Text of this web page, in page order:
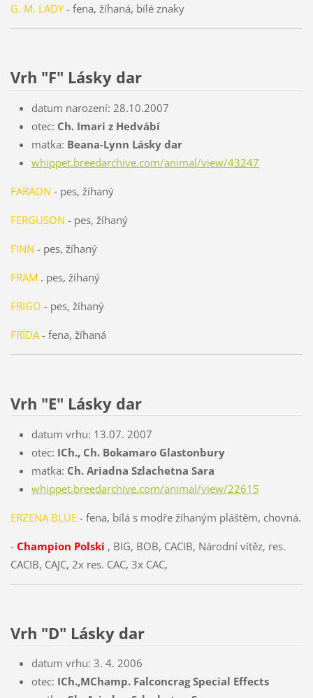
G. M. LADY- fena, žíhaná, bílé znaky
Vrh "F" Lásky dar
datum narození: 28.10.2007
otec: Ch. Imari z Hedvábí
matka: Beana-Lynn Lásky dar
whippet.breedarchive.com/animal/view/43247
FARAON - pes, žíhaný
FERGUSON - pes, žíhaný
FINN - pes, žíhaný
FRAM . pes, žíhaný
FRIGO - pes, žíhaný
FRÍDA- fena, žíhaná
Vrh "E" Lásky dar
datum vrhu: 13.07. 2007
otec: ICh., Ch. Bokamaro Glastonbury
matka: Ch. Ariadna Szlachetna Sara
whippet.breedarchive.com/animal/view/22615
ERZENA BLUE- fena, bílá s modře žíhaným pláštěm, chovná.
- Champion Polski , BIG, BOB, CACIB, Národní vítěz, res.
CACIB, CAJC, 2x res. CAC, 3x CAC,
Vrh "D" Lásky dar
datum vrhu: 3. 4. 2006
otec: ICh.,MChamp. Falconcrag Special Effects